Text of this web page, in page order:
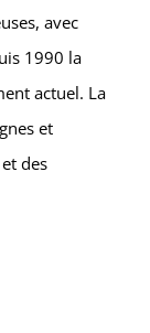
avec
1990 la
actuel. La
et
des